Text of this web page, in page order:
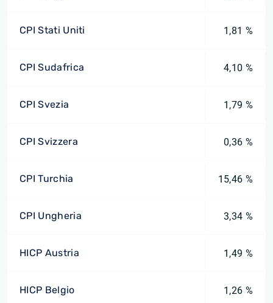
CPI Stati Uniti 1,81 %
CPI Sudafrica 4,10 %
CPI Svezia 1,79 %
CPI Svizzera 0,36 %
CPI Turchia 15,46 %
CPI Ungheria 3,34 %
HICP Austria 1,49 %
HICP Belgio 1,26 %